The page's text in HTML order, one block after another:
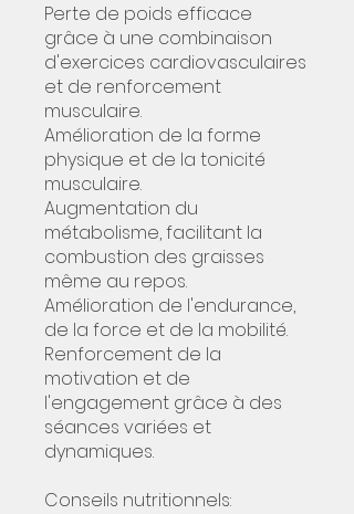
Perte de poids efficace
grâce à une combinaison
d'exercices cardiovasculaires
et de renforcement
musculaire.
Amélioration de la forme
physique et de la tonicité
musculaire.
Augmentation du
métabolisme, facilitant la
combustion des graisses
même au repos.
Amélioration de l'endurance,
de la force et de la mobilité.
Renforcement de la
motivation et de
l'engagement grâce à des
séances variées et
dynamiques.
Conseils nutritionnels: